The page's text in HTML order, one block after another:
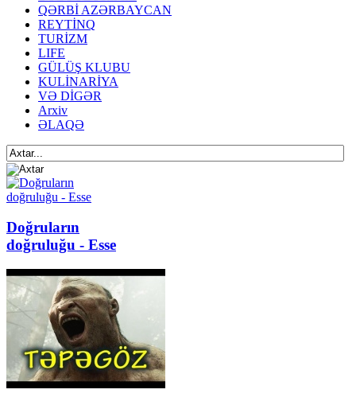
QƏRBİ AZƏRBAYCAN
REYTİNQ
TURİZM
LIFE
GÜLÜŞ KLUBU
KULİNARİYA
VƏ DİGƏR
Arxiv
ƏLAQƏ
Doğruların
doğruluğu - Esse